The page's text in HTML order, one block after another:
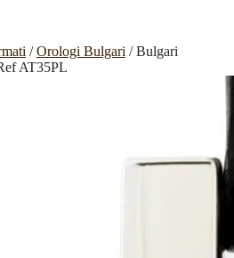
/Orologi Bulgari / Bulgari
AT35PL